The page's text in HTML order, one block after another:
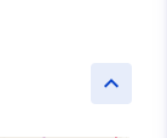
keyboard_arrow_up